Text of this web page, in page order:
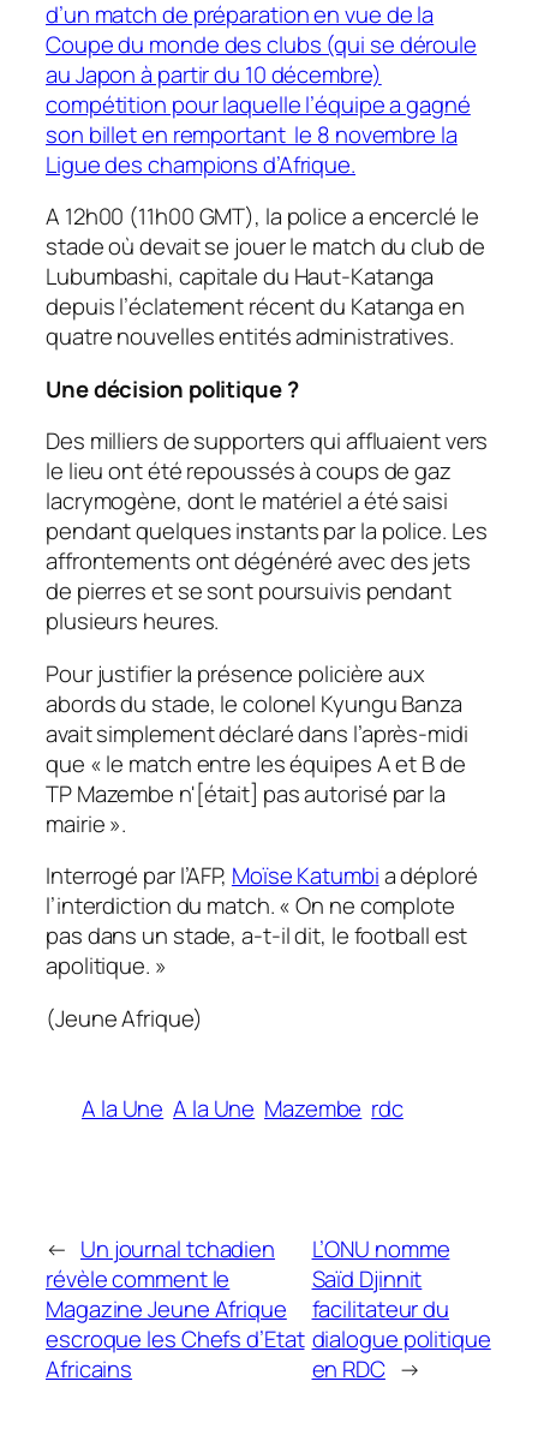
d’un match de préparation en vue de la
Coupe du monde des clubs (qui se déroule
au Japon à partir du 10 décembre)
compétition pour laquelle l’équipe a gagné
son billet en remportant le 8 novembre la
Ligue des champions d’Afrique.
A 12h00 (11h00 GMT), la police a encerclé le
stade où devait se jouer le match du club de
Lubumbashi, capitale du Haut-Katanga
depuis l’éclatement récent du Katanga en
quatre nouvelles entités administratives.
Une décision politique ?
Des milliers de supporters qui affluaient vers
le lieu ont été repoussés à coups de gaz
lacrymogène, dont le matériel a été saisi
pendant quelques instants par la police. Les
affrontements ont dégénéré avec des jets
de pierres et se sont poursuivis pendant
plusieurs heures.
Pour justifier la présence policière aux
abords du stade, le colonel Kyungu Banza
avait simplement déclaré dans l’après-midi
que « le match entre les équipes A et B de
TP Mazembe n'[était] pas autorisé par la
mairie ».
Interrogé par l’AFP, Moïse Katumbia déploré
l’interdiction du match. « On ne complote
pas dans un stade, a-t-il dit, le football est
apolitique. »
(Jeune Afrique)
A la Une A la Une Mazembe rdc
← Un journal tchadien
révèle comment le
Magazine Jeune Afrique
escroque les Chefs d’Etat
Africains
L’ONU nomme
Saïd Djinnit
facilitateur du
dialogue politique
en RDC →